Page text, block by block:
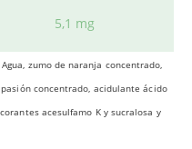
5,1 mg
zumo de naranja concentrado,
concentrado, acidulante ácido
acesulfamo K y sucralosa y